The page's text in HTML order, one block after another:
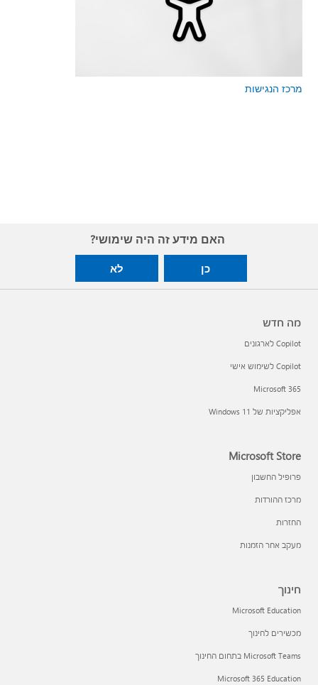
מרכז הנגישות
האם מידע זה היה שימושי?
כן לא
מה חדש
Copilot לארגונים
Copilot לשימוש אישי
Microsoft 365
אפליקציות של Windows 11‏
Microsoft Store
פרופיל החשבון
מרכז ההורדות
החזרות
מעקב אחר הזמנות
חינוך
Microsoft Education
מכשירים לחינוך
Microsoft Teams בתחום החינוך
Microsoft 365 Education